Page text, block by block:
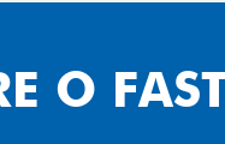
O